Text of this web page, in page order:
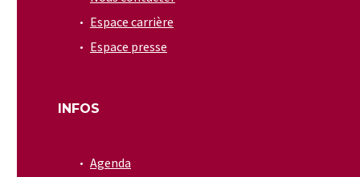
Espace carrière
Espace presse
INFOS
Agenda